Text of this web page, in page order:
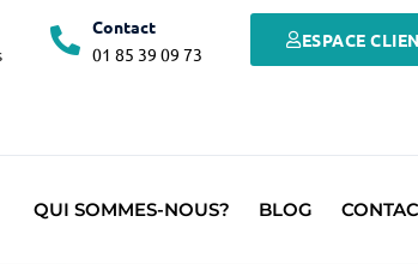
Contact
01 85 39 09 73
ESPACE
QUI SOMMES-NOUS? BLOG